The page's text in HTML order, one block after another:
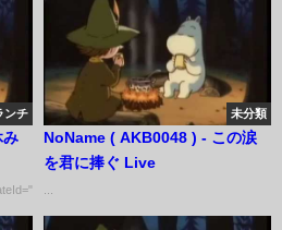
ンチ 未分類
NoName ( AKB0048 ) - この涙
を君に捧ぐ Live